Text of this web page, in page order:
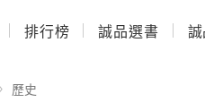
排行榜 誠品選書
歷史